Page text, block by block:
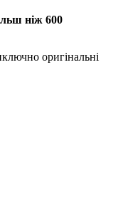
ніж 600
оригінальні